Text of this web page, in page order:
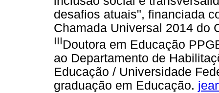
desafios atuais", financiada
Chamada Universal 2014 do
IIIDoutora em Educação
ao Departamento de
Educação / Universidade
graduação em Educação.